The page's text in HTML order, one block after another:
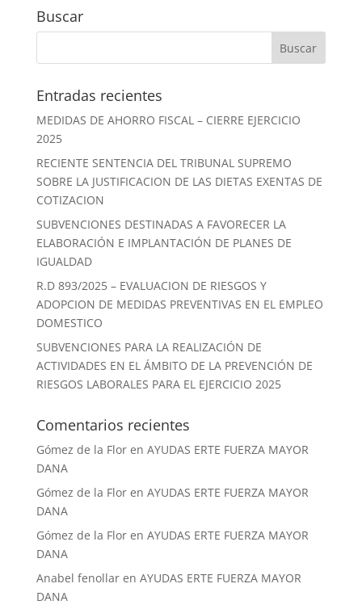
Buscar
Entradas recientes
MEDIDAS DE AHORRO FISCAL – CIERRE EJERCICIO
2025
RECIENTE SENTENCIA DEL TRIBUNAL SUPREMO
SOBRE LA JUSTIFICACION DE LAS DIETAS EXENTAS DE
COTIZACION
SUBVENCIONES DESTINADAS A FAVORECER LA
ELABORACIÓN E IMPLANTACIÓN DE PLANES DE
IGUALDAD
R.D 893/2025 – EVALUACION DE RIESGOS Y
ADOPCION DE MEDIDAS PREVENTIVAS EN EL EMPLEO
DOMESTICO
SUBVENCIONES PARA LA REALIZACIÓN DE
ACTIVIDADES EN EL ÁMBITO DE LA PREVENCIÓN DE
RIESGOS LABORALES PARA EL EJERCICIO 2025
Comentarios recientes
Gómez de la Floren AYUDAS ERTE FUERZA MAYOR
DANA
Gómez de la Floren AYUDAS ERTE FUERZA MAYOR
DANA
Gómez de la Floren AYUDAS ERTE FUERZA MAYOR
DANA
Anabel fenollaren AYUDAS ERTE FUERZA MAYOR
DANA